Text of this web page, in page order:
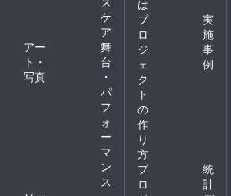
ケ
ア
アー
ト・
写真
舞
台
・
パ
フ
ォ
ー
マ
ン
ス
は
プ
ロ
ジ
ェ
ク
ト
の
作
り
方
実
施
事
例
プ
ロ
統
計